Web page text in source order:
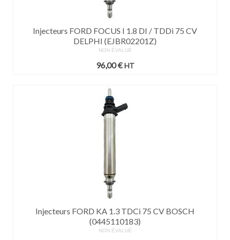
Injecteurs FORD FOCUS I 1.8 DI / TDDi 75 CV
DELPHI (EJBR02201Z)
NON ÉVALUÉ
96,00€ HT
Injecteurs FORD KA 1.3 TDCi 75 CV BOSCH
(0445110183)
NON ÉVALUÉ